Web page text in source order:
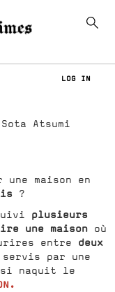
LOG IN
Atsumi
une maison en
?
plusieurs
une maisonoù
entre deux
par une
naquit le